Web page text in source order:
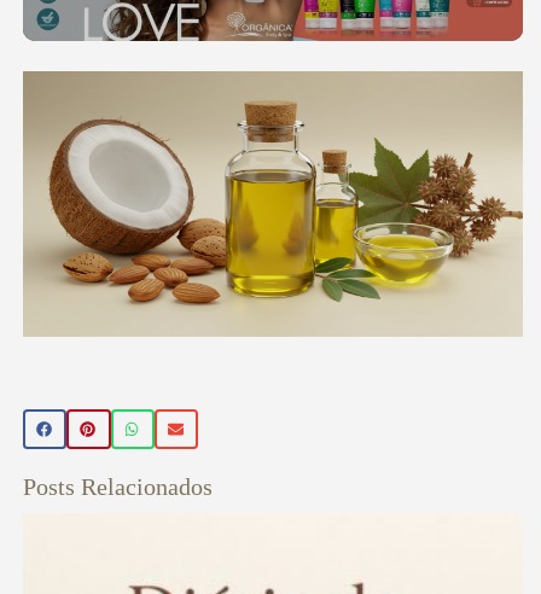
🌿 Realce sua beleza de forma natural! Conheça nossos
produtos de beleza veganos 💚 Use o cupom PRIMEIRA15
Posts Relacionados